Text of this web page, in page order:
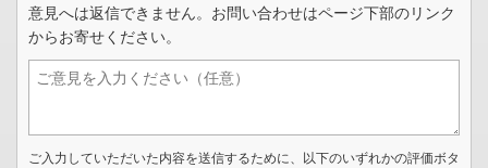
意見へは返信できません。お問い合わせはページ下部のリンク
からお寄せください。
ご入力していただいた内容を送信するために、以下のいずれかの評価ボタ